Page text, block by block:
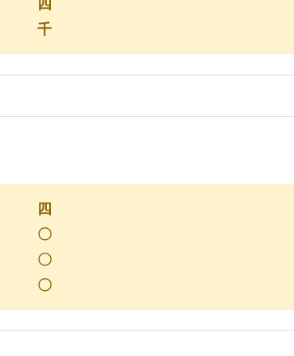
四
千
四
〇
〇
〇